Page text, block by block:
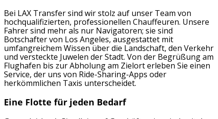
Bei LAX Transfer sind wir stolz auf unser Team von
hochqualifizierten, professionellen Chauffeuren. Unsere
Fahrer sind mehr als nur Navigatoren; sie sind
Botschafter von Los Angeles, ausgestattet mit
umfangreichem Wissen über die Landschaft, den Verkehr
und versteckte Juwelen der Stadt. Von der Begrüßung am
Flughafen bis zur Abholung am Zielort erleben Sie einen
Service, der uns von Ride-Sharing-Apps oder
herkömmlichen Taxis unterscheidet.
Eine Flotte für jeden Bedarf